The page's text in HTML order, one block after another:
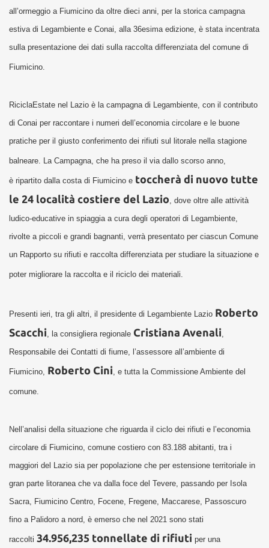
all’ormeggio a Fiumicino da oltre dieci anni, per la storica campagna
estiva di Legambiente e Conai, alla 36esima edizione, è stata incentrata
sulla presentazione dei dati sulla raccolta differenziata del comune di
Fiumicino.
RiciclaEstate nel Lazio è la campagna di Legambiente, con il contributo
di Conai per raccontare i numeri dell’economia circolare e le buone
pratiche per il giusto conferimento dei rifiuti sul litorale nella stagione
balneare. La Campagna, che ha preso il via dallo scorso anno,
è ripartito dalla costa di Fiumicino e toccherà di nuovo tutte
le 24 località costiere del Lazio, dove oltre alle attività
ludico-educative in spiaggia a cura degli operatori di Legambiente,
rivolte a piccoli e grandi bagnanti, verrà presentato per ciascun Comune
un Rapporto su rifiuti e raccolta differenziata per studiare la situazione e
poter migliorare la raccolta e il riciclo dei materiali.
Presenti ieri, tra gli altri, il presidente di Legambiente Lazio Roberto
Scacchi, la consigliera regionale Cristiana Avenali,
Responsabile dei Contatti di fiume, l’assessore all’ambiente di
Fiumicino, Roberto Cini, e tutta la Commissione Ambiente del
comune.
Nell’analisi della situazione che riguarda il ciclo dei rifiuti e l’economia
circolare di Fiumicino, comune costiero con 83.188 abitanti, tra i
maggiori del Lazio sia per popolazione che per estensione territoriale in
gran parte litoranea che va dalla foce del Tevere, passando per Isola
Sacra, Fiumicino Centro, Focene, Fregene, Maccarese, Passoscuro
fino a Palidoro a nord, è emerso che nel 2021 sono stati
raccolti 34.956,235 tonnellate di rifiuti per una